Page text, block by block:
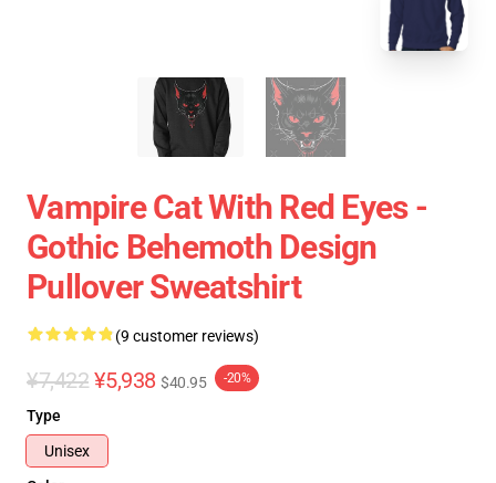
Vampire Cat With Red Eyes -
Gothic Behemoth Design
Pullover Sweatshirt
(9 customer reviews)
¥7,422 ¥5,938 $40.95 -20%
Type
Unisex